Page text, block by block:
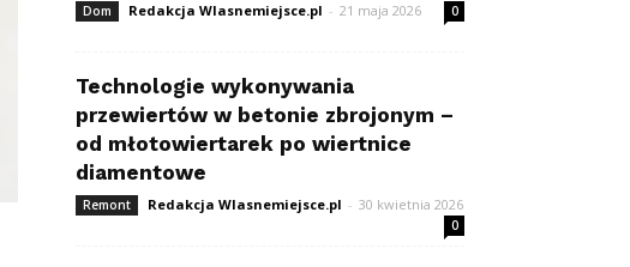
Dom Redakcja Wlasnemiejsce.pl - 21 maja 2026 0
Technologie wykonywania
przewiertów w betonie zbrojonym –
od młotowiertarek po wiertnice
diamentowe
Remont Redakcja Wlasnemiejsce.pl - 30 kwietnia 2026
0